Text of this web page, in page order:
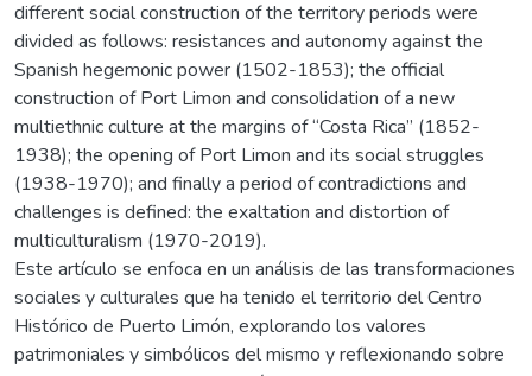
different social construction of the territory periods were
divided as follows: resistances and autonomy against the
Spanish hegemonic power (1502-1853); the official
construction of Port Limon and consolidation of a new
multiethnic culture at the margins of “Costa Rica” (1852-
1938); the opening of Port Limon and its social struggles
(1938-1970); and finally a period of contradictions and
challenges is defined: the exaltation and distortion of
multiculturalism (1970-2019).
Este artículo se enfoca en un análisis de las transformaciones
sociales y culturales que ha tenido el territorio del Centro
Histórico de Puerto Limón, explorando los valores
patrimoniales y simbólicos del mismo y reflexionando sobre